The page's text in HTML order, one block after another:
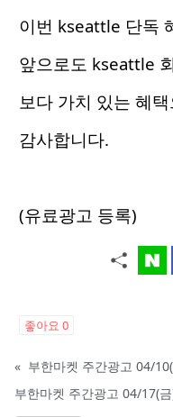
이번 kseattle 단독
앞으로도 kseattle
보다 가치 있는 혜
감사합니다.
(유료광고 등록)
좋아요 0
« 부한마켓 주간광고 04/
부한마켓 주간광고 04/17(